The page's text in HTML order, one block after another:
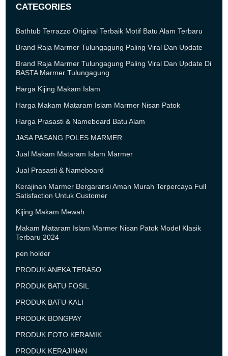
CATEGORIES
Bathtub Terrazzo Original Terbaik Motif Batu Alam Terbaru
Brand Raja Marmer Tulungagung Paling Viral Dan Update
Brand Raja Marmer Tulungagung Paling Viral Dan Update Di
BASTA Marmer Tulungagung
Harga Kijing Makam Islam
Harga Makam Mataram Islam Marmer Nisan Patok
Harga Prasasti & Nameboard Batu Alam
JASA PASANG POLES MARMER
Jual Makam Mataram Islam Marmer
Jual Prasasti & Nameboard
Kerajinan Marmer Bergaransi Aman Murah Terpercaya Full
Satisfaction Untuk Customer
Kijing Makam Mewah
Makam Mataram Islam Marmer Nisan Patok Model Klasik
Terbaru 2024
pen holder
PRODUK ANEKA TERASO
PRODUK BATU FOSIL
PRODUK BATU KALI
PRODUK BONGPAY
PRODUK FOTO KERAMIK
PRODUK KERAJINAN